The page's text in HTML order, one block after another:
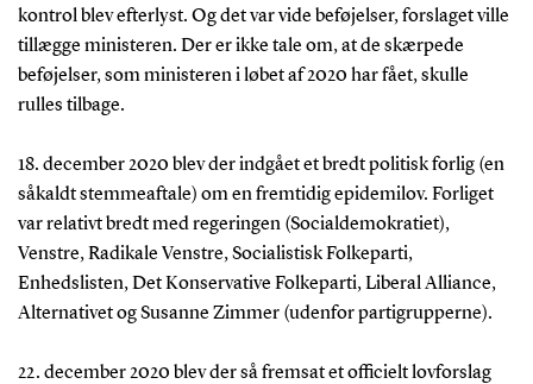
kontrol blev efterlyst. Og det var vide beføjelser, forslaget ville
tillægge ministeren. Der er ikke tale om, at de skærpede
beføjelser, som ministeren i løbet af 2020 har fået, skulle
rulles tilbage.
18. december 2020 blev der indgået et bredt politisk forlig (en
såkaldt stemmeaftale) om en fremtidig epidemilov. Forliget
var relativt bredt med regeringen (Socialdemokratiet),
Venstre, Radikale Venstre, Socialistisk Folkeparti,
Enhedslisten, Det Konservative Folkeparti, Liberal Alliance,
Alternativet og Susanne Zimmer (udenfor partigrupperne).
22. december 2020 blev der så fremsat et officielt lovforslag